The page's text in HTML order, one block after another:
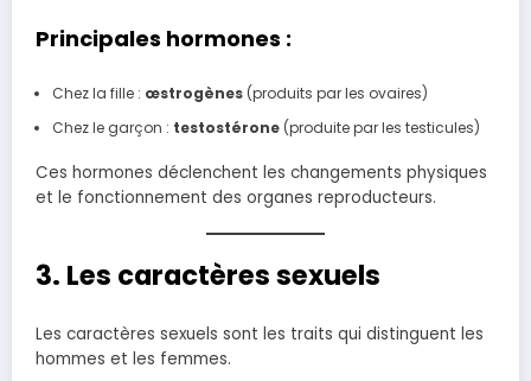
Principales hormones :
Chez la fille : œstrogènes(produits par les ovaires)
Chez le garçon : testostérone(produite par les testicules)
Ces hormones déclenchent les changements physiques
et le fonctionnement des organes reproducteurs.
3. Les caractères sexuels
Les caractères sexuels sont les traits qui distinguent les
hommes et les femmes.